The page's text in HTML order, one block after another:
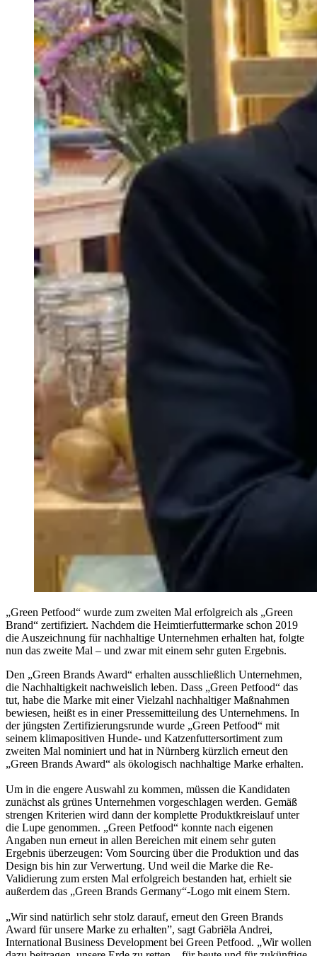
„Green Petfood“ wurde zum zweiten Mal erfolgreich als „Green
Brand“ zertifiziert. Nachdem die Heimtierfuttermarke schon 2019
die Auszeichnung für nachhaltige Unternehmen erhalten hat, folgte
nun das zweite Mal – und zwar mit einem sehr guten Ergebnis.
Den „Green Brands Award“ erhalten ausschließlich Unternehmen,
die Nachhaltigkeit nachweislich leben. Dass „Green Petfood“ das
tut, habe die Marke mit einer Vielzahl nachhaltiger Maßnahmen
bewiesen, heißt es in einer Pressemitteilung des Unternehmens. In
der jüngsten Zertifizierungsrunde wurde „Green Petfood“ mit
seinem klimapositiven Hunde- und Katzenfuttersortiment zum
zweiten Mal nominiert und hat in Nürnberg kürzlich erneut den
„Green Brands Award“ als ökologisch nachhaltige Marke erhalten.
Um in die engere Auswahl zu kommen, müssen die Kandidaten
zunächst als grünes Unternehmen vorgeschlagen werden. Gemäß
strengen Kriterien wird dann der komplette Produktkreislauf unter
die Lupe genommen. „Green Petfood“ konnte nach eigenen
Angaben nun erneut in allen Bereichen mit einem sehr guten
Ergebnis überzeugen: Vom Sourcing über die Produktion und das
Design bis hin zur Verwertung. Und weil die Marke die Re-
Validierung zum ersten Mal erfolgreich bestanden hat, erhielt sie
außerdem das „Green Brands Germany“-Logo mit einem Stern.
„Wir sind natürlich sehr stolz darauf, erneut den Green Brands
Award für unsere Marke zu erhalten”, sagt Gabriëla Andrei,
International Business Development bei Green Petfood. „Wir wollen